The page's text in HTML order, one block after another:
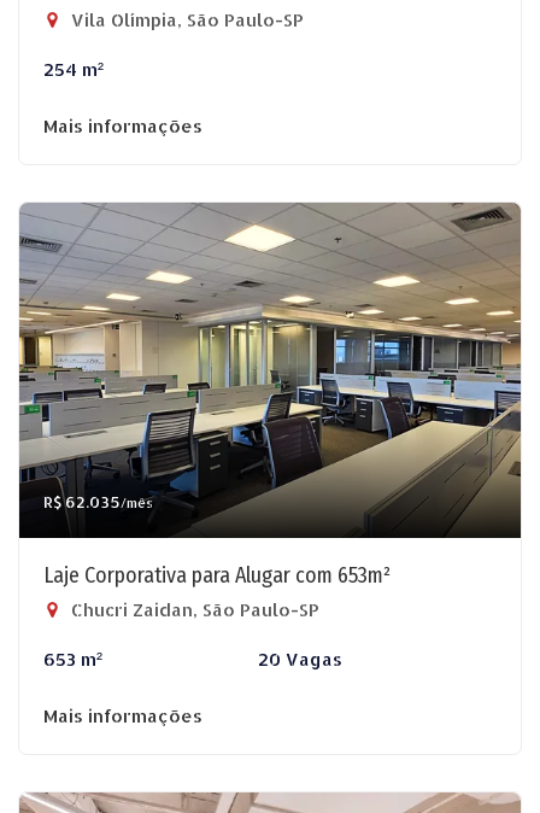
Vila Olímpia, São Paulo-SP
254 m²
Mais informações
R$ 62.035/mês
Laje Corporativa para Alugar com 653m²
Chucri Zaidan, São Paulo-SP
653 m² 20 Vagas
Mais informações